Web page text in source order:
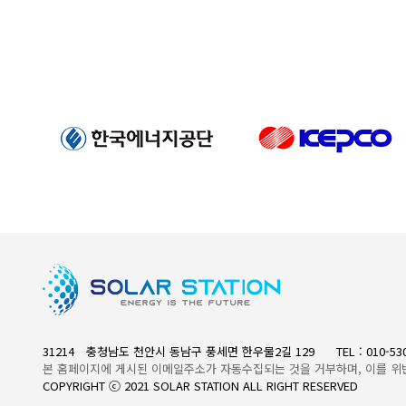
31214 충청남도 천안시 동남구 풍세면 한우물2길 129
TEL : 010-
본 홈페이지에 게시된 이메일주소가 자동수집되는 것을 거부하며, 이를
COPYRIGHT ⓒ 2021 SOLAR STATION ALL RIGHT RESERVED